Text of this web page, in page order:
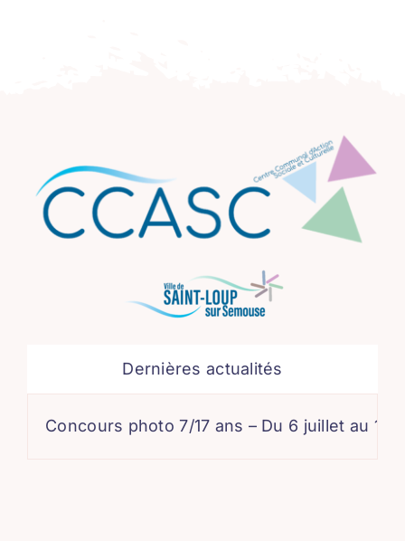
Dernières actualités
Concours photo 7/17 ans – Du 6 juillet au 17 août